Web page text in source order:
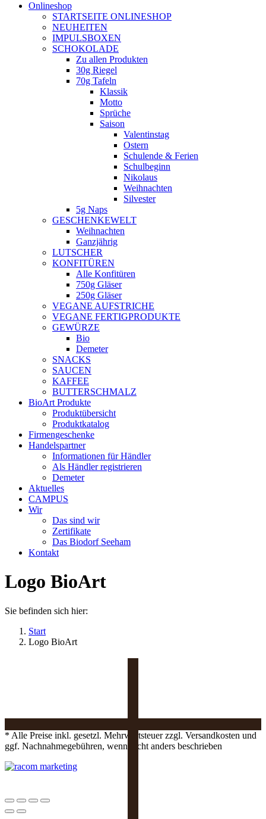
opensOnlineshop
STARTSEITE ONLINESHOP
NEUHEITEN
IMPULSBOXEN
SCHOKOLADE
Zu allen Produkten
30g Riegel
70g Tafeln
Klassik
Motto
Sprüche
Saison
Valentinstag
Ostern
Schulende & Ferien
Schulbeginn
Nikolaus
Weihnachten
Silvester
5g Naps
GESCHENKEWELT
Weihnachten
Ganzjährig
LUTSCHER
KONFITÜREN
Alle Konfitüren
750g Gläser
250g Gläser
VEGANE AUFSTRICHE
VEGANE FERTIGPRODUKTE
GEWÜRZE
Bio
Demeter
SNACKS
SAUCEN
KAFFEE
BUTTERSCHMALZ
BioArt Produkte
Produktübersicht
Produktkatalog
Firmengeschenke
Handelspartner
Informationen für Händler
Als Händler registrieren
Demeter
Aktuelles
CAMPUS
Wir
Das sind wir
Zertifikate
Das Biodorf Seeham
Kontakt
Logo BioArt
Sie befinden sich hier:
Start
Logo BioArt
* Alle Preise inkl. gesetzl. Mehrwertsteuer zzgl. Versandkosten und
ggf. Nachnahmegebühren, wenn nicht anders beschrieben